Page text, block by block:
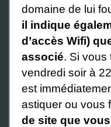
domaine de lui
il indique
d’accès Wifi)
associé. Si vous
vendredi soir à
est
astiquer ou vous
de site que